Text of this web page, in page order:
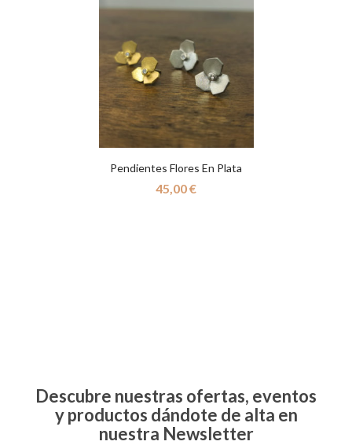
Pendientes Flores En Plata
45,00€
Descubre nuestras ofertas, eventos
y productos dándote de alta en
nuestra Newsletter